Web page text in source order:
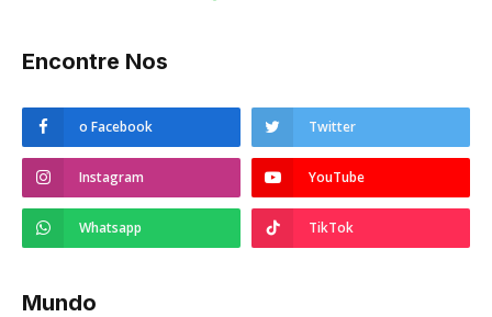
Encontre Nos
o Facebook Twitter
Instagram YouTube
Whatsapp TikTok
Mundo